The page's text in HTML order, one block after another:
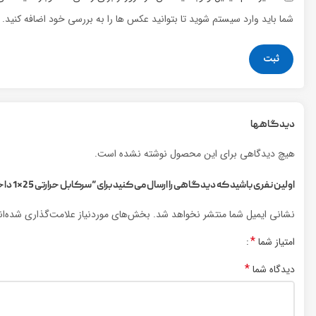
شما باید وارد سیستم شوید تا بتوانید عکس ها را به بررسی خود اضافه کنید.
دیدگاهها
هیچ دیدگاهی برای این محصول نوشته نشده است.
اولین نفری باشید که دیدگاهی را ارسال می کنید برای “سرکابل حرارتی 25*1 داخلی گالا (پارس جلفا) 24 کیلو ولت با کابلشو مسی”
نشانی ایمیل شما منتشر نخواهد شد. بخش‌های موردنیاز علامت‌گذاری
امتیاز شما*
دیدگاه شما*